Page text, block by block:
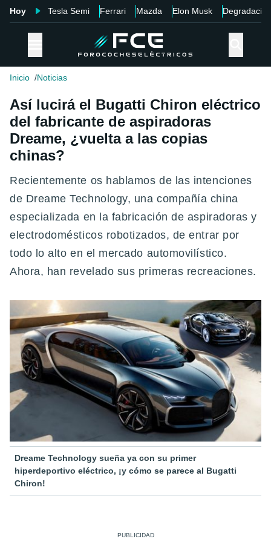
Hoy Tesla Semi Ferrari Mazda Elon Musk Degradación
Inicio Noticias
Así lucirá el Bugatti Chiron eléctrico
del fabricante de aspiradoras
Dreame, ¿vuelta a las copias
chinas?
Recientemente os hablamos de las intenciones
de Dreame Technology, una compañía china
especializada en la fabricación de aspiradoras y
electrodomésticos robotizados, de entrar por
todo lo alto en el mercado automovilístico.
Ahora, han revelado sus primeras recreaciones.
Dreame Technology sueña ya con su primer
hiperdeportivo eléctrico, ¡y cómo se parece al Bugatti
Chiron!